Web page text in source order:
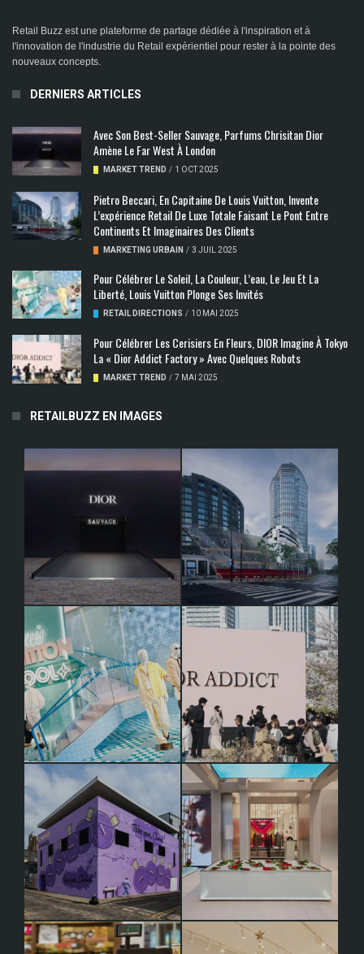
Retail Buzz est une plateforme de partage dédiée à l'inspiration et à
l'innovation de l'industrie du Retail expérientiel pour rester à la pointe des
nouveaux concepts.
DERNIERS ARTICLES
Avec Son Best-Seller Sauvage, Parfums Chrisitan Dior
Amène Le Far West À London
MARKET TREND / 1 OCT 2025
Pietro Beccari, En Capitaine De Louis Vuitton, Invente
L’expérience Retail De Luxe Totale Faisant Le Pont Entre
Continents Et Imaginaires Des Clients
MARKETING URBAIN / 3 JUIL 2025
Pour Célébrer Le Soleil, La Couleur, L’eau, Le Jeu Et La
Liberté, Louis Vuitton Plonge Ses Invités
RETAIL DIRECTIONS / 10 MAI 2025
Pour Célébrer Les Cerisiers En Fleurs, DIOR Imagine À Tokyo
La « Dior Addict Factory » Avec Quelques Robots
MARKET TREND / 7 MAI 2025
RETAILBUZZ EN IMAGES